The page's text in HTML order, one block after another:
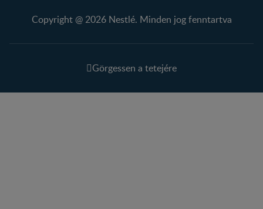
Copyright @ 2026 Nestlé. Minden jog fenntartva
Görgessen a tetejére